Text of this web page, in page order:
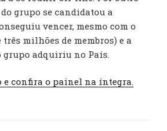
grupo se candidatou a
vencer, mesmo com o
milhões de membros) e a
grupo adquiriu no País.
e confira o painel na íntegra.